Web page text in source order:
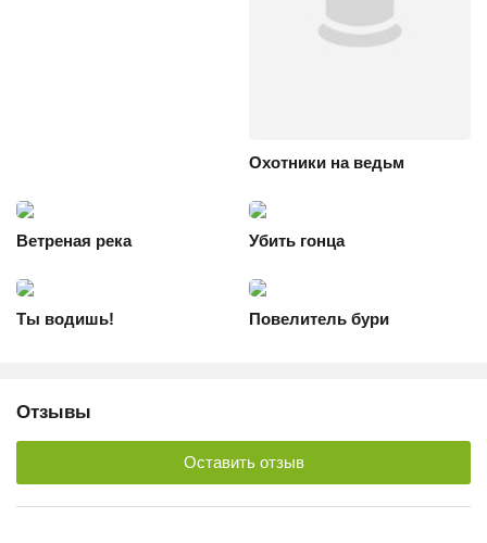
Охотники на ведьм
Ветреная река Убить гонца
Ты водишь! Повелитель бури
Отзывы
Оставить отзыв